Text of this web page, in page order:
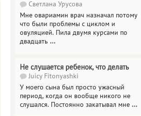
Светлана Урусова
Мне овариамин врач назначал потому
что были проблемы с циклом и
овуляцией. Пила двумя курсами по
двадцать ...
Не слушается ребенок, что делать
Juicy Fitonyashki
У моего сына был просто ужасный
период, когда он вообще никого не
слушался. Постоянно закатывал мне ...